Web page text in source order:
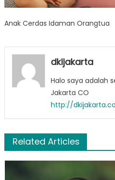
Anak Cerdas Idaman Orangtua
dkijakarta
Halo saya adalah
Jakarta CO
http://dkijakarta.co
Related Articles